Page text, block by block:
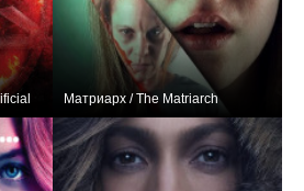
Матриарх / The Matriarch